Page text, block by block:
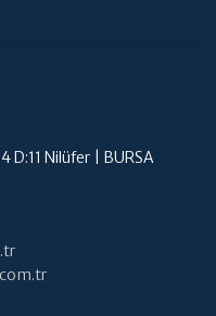
D:11 Nilüfer | BURSA